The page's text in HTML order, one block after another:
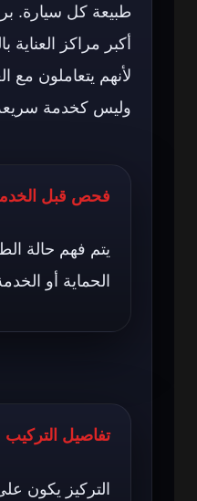
طبيعة كل سيارة.
أكبر مراكز
لأنهم يتعاملون مع
وليس كخدمة
فحص قبل
يتم فهم حالة
الحماية أو
تفاصيل التركيب
التركيز يكون